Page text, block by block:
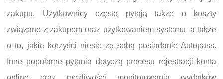
zakupu. Użytkownicy często pytają także o koszty
związane z zakupem oraz użytkowaniem systemu, a także
o to, jakie korzyści niesie ze sobą posiadanie Autopass.
Inne popularne pytania dotyczą procesu rejestracji konta
online oraz możliwości monitorowania wydatków